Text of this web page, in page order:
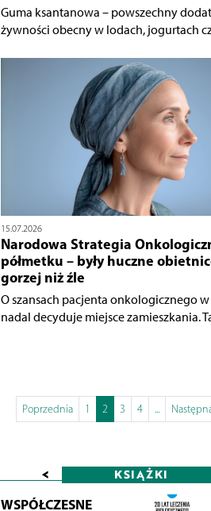
Guma ksantanowa – powszechny
żywności obecny w lodach, jogurtach
15.07.2026
Narodowa Strategia
półmetku – były huczne
gorzej niż źle
O szansach pacjenta onkologicznego
nadal decyduje miejsce zamieszkania.
Poprzednia 1 2 3 4 ...
< KSIĄŻKI
WSPÓŁCZESNE